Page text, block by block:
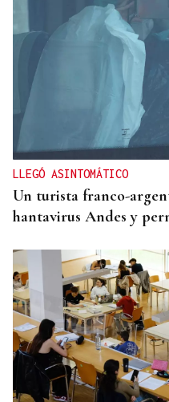
LLEGÓ ASINTOMÁTICO
Un turista franco-
hantavirus Andes y